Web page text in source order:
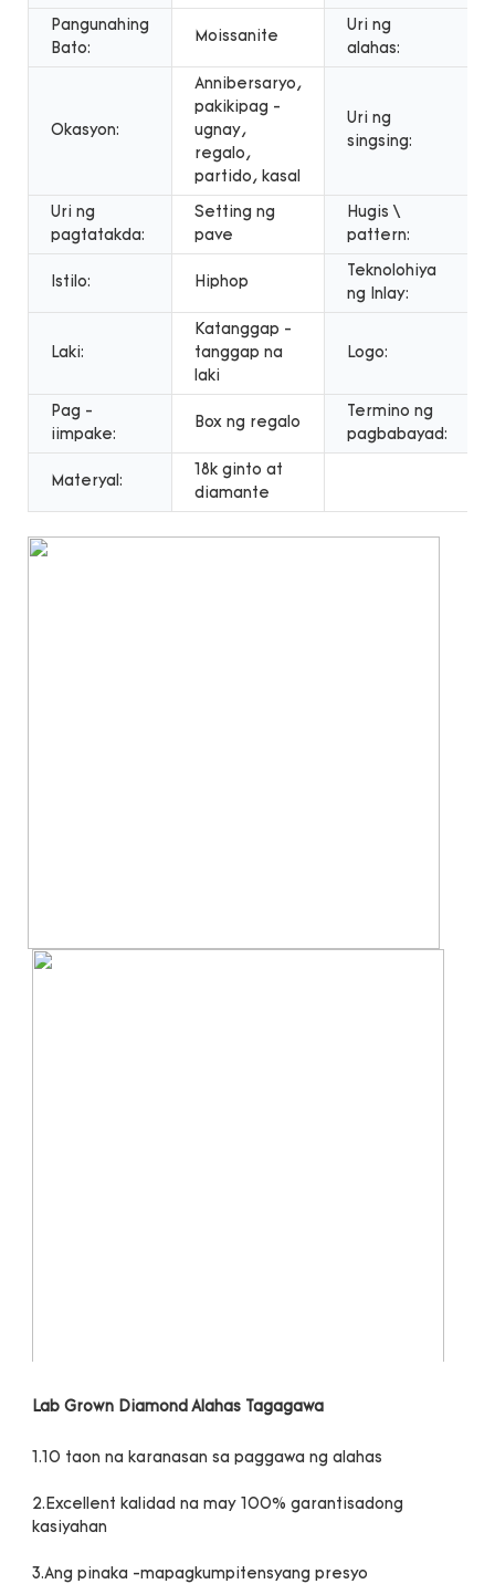
Pangunahing
Bato:
Moissanite
Uri ng
alahas:
Okasyon:
Annibersaryo,
pakikipag -
ugnay,
regalo,
partido, kasal
Uri ng
singsing:
Uri ng
pagtatakda:
Setting ng
pave
Hugis \
pattern:
Istilo: Hiphop
Teknolohiya
ng Inlay:
Laki:
Katanggap -
tanggap na
laki
Logo:
Pag -
iimpake:
Box ng regalo
Termino ng
pagbabayad:
Materyal:
18k ginto at
diamante
2.Excellent kalidad na may 100% garantisadong